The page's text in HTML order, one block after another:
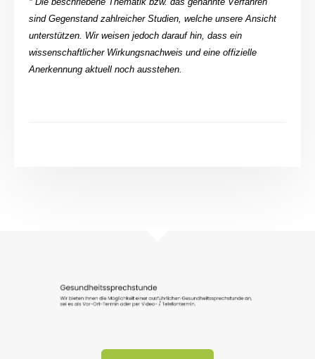
sind Gegenstand zahlreicher Studien, welche unsere Ansicht
unterstützen. Wir weisen jedoch darauf hin, dass ein
wissenschaftlicher Wirkungsnachweis und eine offizielle
Anerkennung aktuell noch ausstehen.